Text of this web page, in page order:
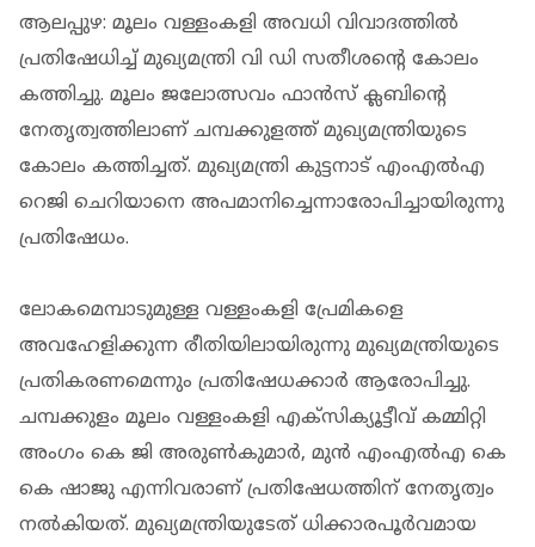
ആലപ്പുഴ: മൂലം വള്ളംകളി അവധി വിവാദത്തില്‍
പ്രതിഷേധിച്ച് മുഖ്യമന്ത്രി വി ഡി സതീശന്റെ കോലം
കത്തിച്ചു. മൂലം ജലോത്സവം ഫാന്‍സ് ക്ലബിന്റെ
നേതൃത്വത്തിലാണ് ചമ്പക്കുളത്ത് മുഖ്യമന്ത്രിയുടെ
കോലം കത്തിച്ചത്. മുഖ്യമന്ത്രി കുട്ടനാട് എംഎല്‍എ
റെജി ചെറിയാനെ അപമാനിച്ചെന്നാരോപിച്ചായിരുന്നു
പ്രതിഷേധം.
ലോകമെമ്പാടുമുള്ള വള്ളംകളി പ്രേമികളെ
അവഹേളിക്കുന്ന രീതിയിലായിരുന്നു മുഖ്യമന്ത്രിയുടെ
പ്രതികരണമെന്നും പ്രതിഷേധക്കാർ ആരോപിച്ചു.
ചമ്പക്കുളം മൂലം വള്ളംകളി എക്‌സിക്യൂട്ടീവ് കമ്മിറ്റി
അംഗം കെ ജി അരുണ്‍കുമാര്‍, മുന്‍ എംഎല്‍എ കെ
കെ ഷാജു എന്നിവരാണ് പ്രതിഷേധത്തിന് നേതൃത്വം
നല്‍കിയത്. മുഖ്യമന്ത്രിയുടേത് ധിക്കാരപൂര്‍വമായ